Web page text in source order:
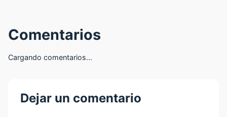
Comentarios
Cargando comentarios...
Dejar un comentario